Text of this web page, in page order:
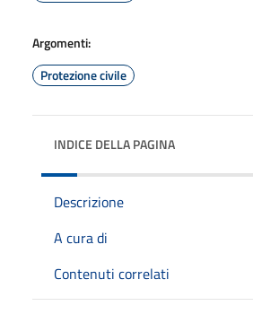
Argomenti:
Protezione civile
INDICE DELLA PAGINA
Descrizione
A cura di
Contenuti correlati